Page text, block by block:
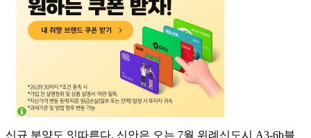
신규 분양도 잇따른다. 신안은 오는 7월 위례신도시 A3-6b블